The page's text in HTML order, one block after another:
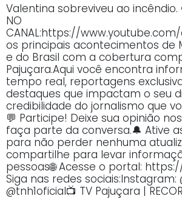
Valentina sobreviveu ao incêndio.
NO
CANAL:https://
os principais acontecimentos de
e do Brasil com a cobertura
Pajuçara.Aqui você encontra
tempo real, reportagens
destaques que impactam o seu
credibilidade do jornalismo que
💬 Participe! Deixe sua opinião
faça parte da conversa.🔔 Ative
para não perder nenhuma
compartilhe para levar
pessoas🌐 Acesse o portal:
Siga nas redes sociais:Instagram:
@tnh1oficial📺 TV Pajuçara |